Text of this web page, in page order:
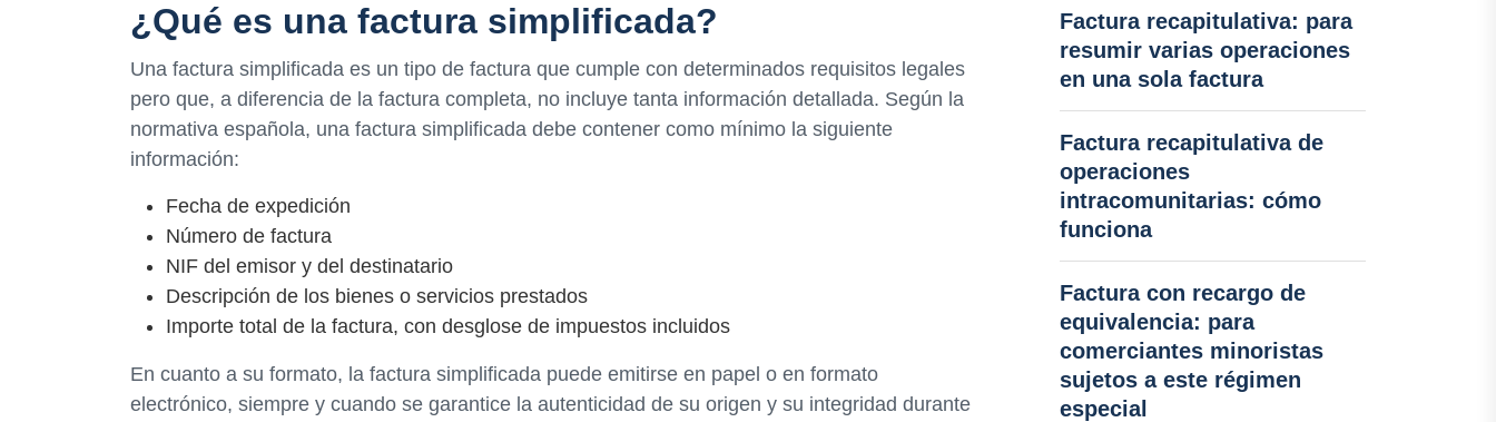
¿Qué es una factura simplificada?
Una factura simplificada es un tipo de factura que cumple con determinados requisitos legales
pero que, a diferencia de la factura completa, no incluye tanta información detallada. Según la
normativa española, una factura simplificada debe contener como mínimo la siguiente
información:
Fecha de expedición
Número de factura
NIF del emisor y del destinatario
Descripción de los bienes o servicios prestados
Importe total de la factura, con desglose de impuestos incluidos
En cuanto a su formato, la factura simplificada puede emitirse en papel o en formato
electrónico, siempre y cuando se garantice la autenticidad de su origen y su integridad durante
Factura recapitulativa: para
resumir varias operaciones
en una sola factura
Factura recapitulativa de
operaciones
intracomunitarias: cómo
funciona
Factura con recargo de
equivalencia: para
comerciantes minoristas
sujetos a este régimen
especial